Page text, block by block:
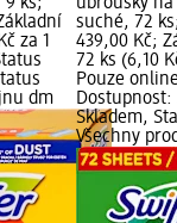
9 ks;
za 1
dm
ubrousky
suché, 72
439,00 Kč;
72 ks (6,10
Pouze
Dostupnost:
Skladem,
Všechny